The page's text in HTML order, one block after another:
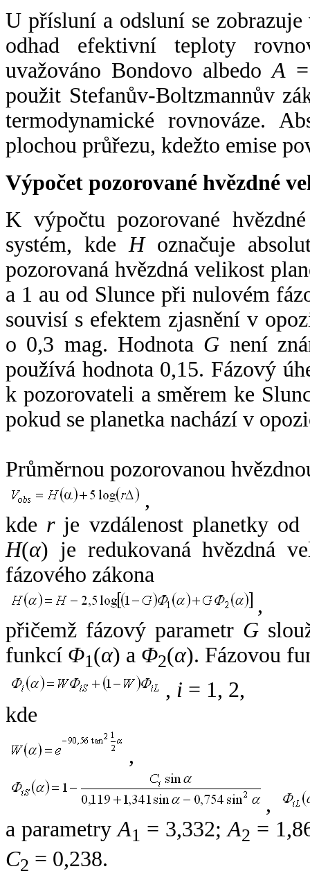
U přísluní a odsluní se
odhad efektivní teploty
uvažováno Bondovo albedoA
použit Stefanův-Boltzmannův
termodynamické rovnováze.
plochou průřezu, kdežto emise
Výpočet pozorované hvězdné
K výpočtu pozorované
systém, kde Hoznačuje
pozorovaná hvězdná velikost
a 1 au od Slunce při nulovém
souvisí s efektem zjasnění v
o 0,3 mag. Hodnota G není
používá hodnota 0,15. Fázový
k pozorovateli a směrem ke
pokud se planetka nachází v
Průměrnou pozorovanou
,
kde rje vzdálenost planetky od
H(α) je redukovaná hvězdná
fázového zákona
,
přičemž fázový parametr G
funkcí Φ1(α) a Φ2(α). Fázovou
, i = 1, 2,
kde
,
,
a parametryA1 = 3,332;A2 =
C2 = 0,238.